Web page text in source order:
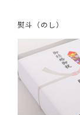
熨斗（のし）